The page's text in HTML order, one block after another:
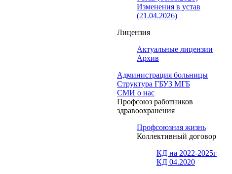
Изменения в устав
(21.04.2026)
Лицензия
Актуальные лицензии
Архив
Администрация больницы
Структура ГБУЗ МГБ
СМИ о нас
Профсоюз работников
здравоохранения
Профсоюзная жизнь
Коллективный договор
КД на 2022-2025г
КД 04.2020